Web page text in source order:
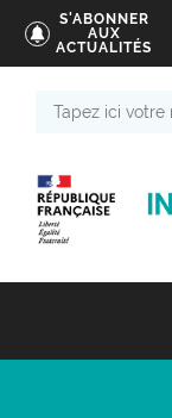
S'ABONNER
AUX
ACTUALITÉS